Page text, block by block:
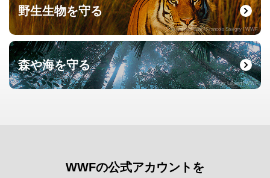
野生生物を守る
© naturepl.com / Francois Savigny / WWF
森や海を守る
© Roger Leguen / WWF
WWFの公式アカウントを